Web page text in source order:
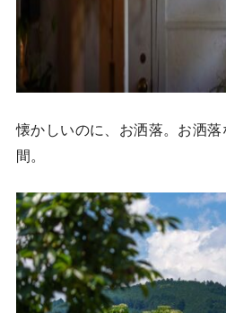
懐かしいのに、お洒落。お洒
間。